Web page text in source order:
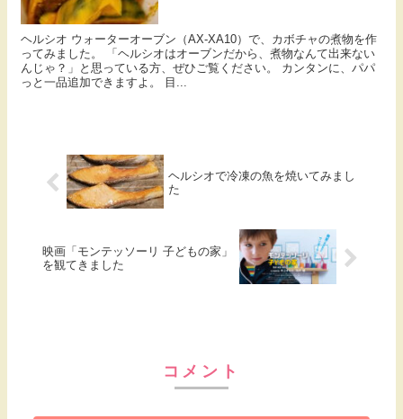
ヘルシオ ウォーターオーブン（AX-XA10）で、カボチャの煮物を作
ってみました。 「ヘルシオはオーブンだから、煮物なんて出来ない
んじゃ？」と思っている方、ぜひご覧ください。 カンタンに、パパ
っと一品追加できますよ。 目...
ヘルシオで冷凍の魚を焼いてみまし
た
映画「モンテッソーリ 子どもの家」
を観てきました
コメント